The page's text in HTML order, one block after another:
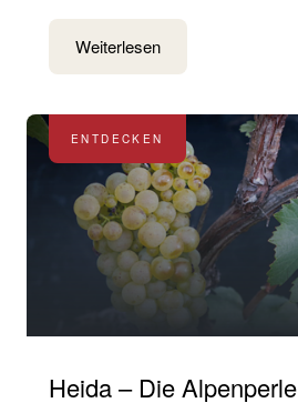
Weiterlesen
ENTDECKEN
Heida – Die Alpenperle